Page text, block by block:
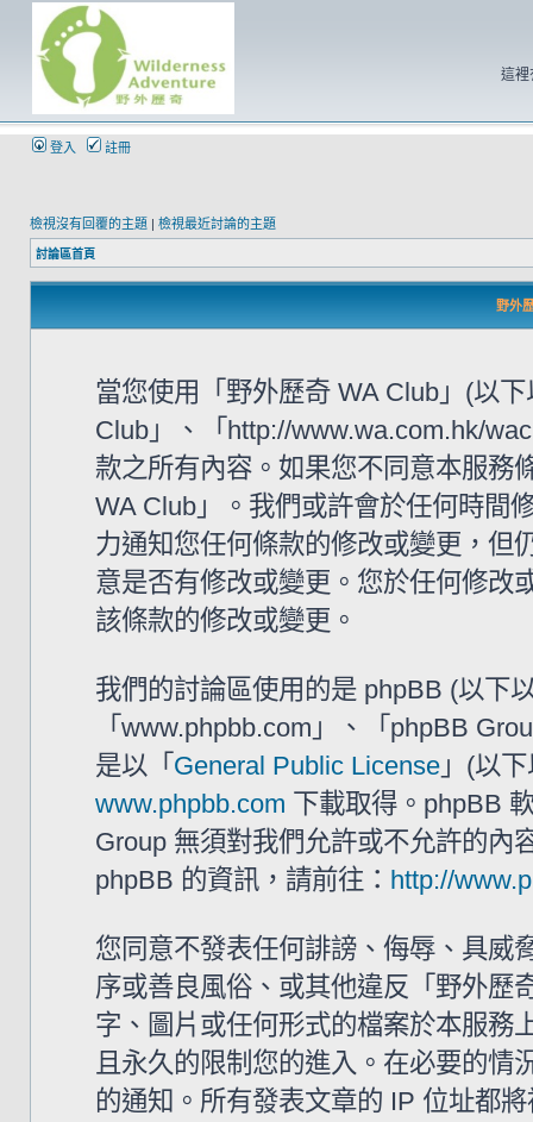
這裡
登入 註冊
檢視沒有回覆的主題 | 檢視最近討論的主題
討論區首頁
野外
當您使用「野外歷奇 WA Club」(以
Club」、「http://www.wa.com.hk/
款之所有內容。如果您不同意本服務
WA Club」。我們或許會於任何時間
力通知您任何條款的修改或變更，但
意是否有修改或變更。您於任何修改
該條款的修改或變更。
我們的討論區使用的是 phpBB (以下
「www.phpbb.com」、「phpBB
是以「 General Public License 」(以
www.phpbb.com 下載取得。phpBB
Group 無須對我們允許或不允許的內
phpBB 的資訊，請前往： http://
您同意不發表任何誹謗、侮辱、具威
序或善良風俗、或其他違反「野外歷
字、圖片或任何形式的檔案於本服務
且永久的限制您的進入。在必要的情
的通知。所有發表文章的 IP 位址都